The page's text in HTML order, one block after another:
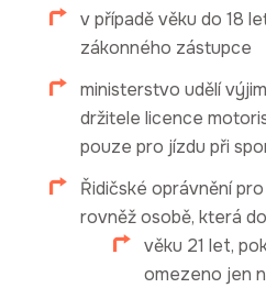
v případě věku do 18
zákonného zástupce
ministerstvo udělí
držitele licence
pouze pro jízdu při
Řidičské oprávnění
rovněž osobě, která
věku 21 let,
omezeno jen